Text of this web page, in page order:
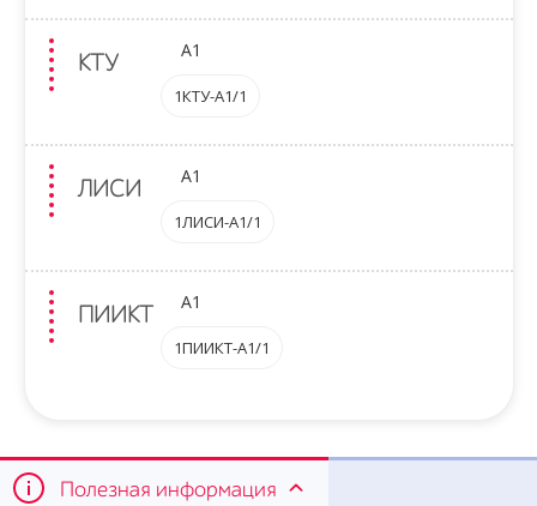
КТУ
A1
1КТУ-A1/1
ЛИСИ
A1
1ЛИСИ-A1/1
ПИИКТ
A1
1ПИИКТ-A1/1
Полезная информация